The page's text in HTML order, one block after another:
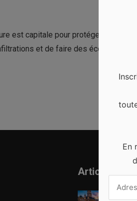
est capitale pour protéger au mieux
et de faire des économies
Articles
En